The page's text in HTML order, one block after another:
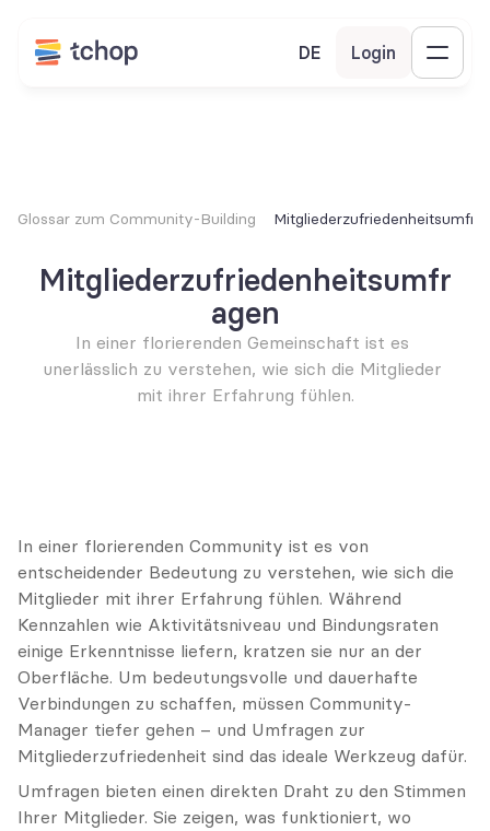
DE Login
Glossar zum Community-Building
Mitgliederzufriedenheitsumfr
agen
In einer florierenden Gemeinschaft ist es
unerlässlich zu verstehen, wie sich die Mitglieder
mit ihrer Erfahrung fühlen.
In einer florierenden Community ist es von
entscheidender Bedeutung zu verstehen, wie sich die
Mitglieder mit ihrer Erfahrung fühlen. Während
Kennzahlen wie Aktivitätsniveau und Bindungsraten
einige Erkenntnisse liefern, kratzen sie nur an der
Oberfläche. Um bedeutungsvolle und dauerhafte
Verbindungen zu schaffen, müssen Community-
Manager tiefer gehen – und Umfragen zur
Mitgliederzufriedenheit sind das ideale Werkzeug dafür.
Umfragen bieten einen direkten Draht zu den Stimmen
Ihrer Mitglieder. Sie zeigen, was funktioniert, wo